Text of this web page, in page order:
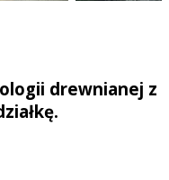
drewnianej z